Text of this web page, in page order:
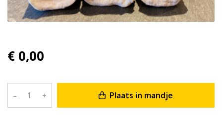
€ 0,00
– + Plaats in mandje